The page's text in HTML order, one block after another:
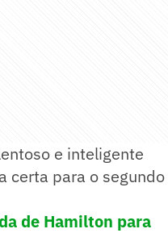
e inteligente
certa para o segundo
de Hamilton para